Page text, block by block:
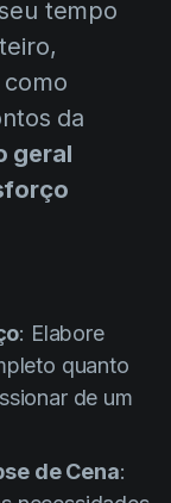
tempo
da
geral
: Elabore
quanto
de um
de Cena: